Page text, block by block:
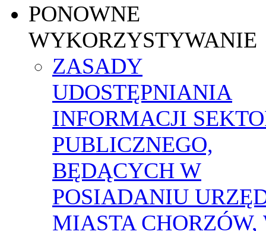
PONOWNE
WYKORZYSTYWANIE
ZASADY
UDOSTĘPNIANIA
INFORMACJI
PUBLICZNEGO,
BĘDĄCYCH W
POSIADANIU
MIASTA CHORZÓW,